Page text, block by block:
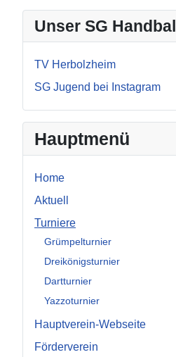
Unser SG
TV Herbolzheim
SG Jugend bei Instagram
Hauptmenü
Home
Aktuell
Turniere
Grümpelturnier
Dreikönigsturnier
Dartturnier
Yazzoturnier
Hauptverein-Webseite
Förderverein